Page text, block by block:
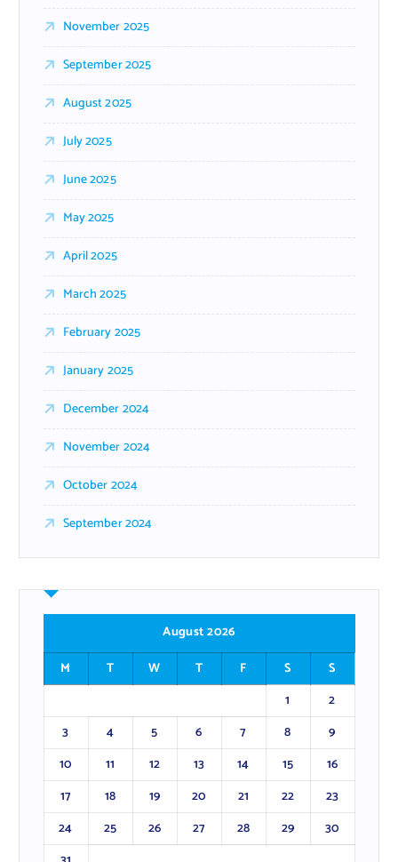
November 2025
September 2025
August 2025
July 2025
June 2025
May 2025
April 2025
March 2025
February 2025
January 2025
December 2024
November 2024
October 2024
September 2024
August 2026
M
T W T F S
S
1
2
3
4 5 6 7 8
9
10
11 12 13 14 15
16
17
18 19 20 21 22
23
24
25 26 27 28 29
30